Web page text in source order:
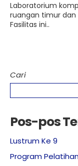
Laboratorium
ruangan timur
Fasilitas ini..
Cari
Pos-pos
Lustrum Ke 9
Program